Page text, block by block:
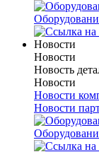
Новости
Новости
Новость
Новости
Новости
Новости